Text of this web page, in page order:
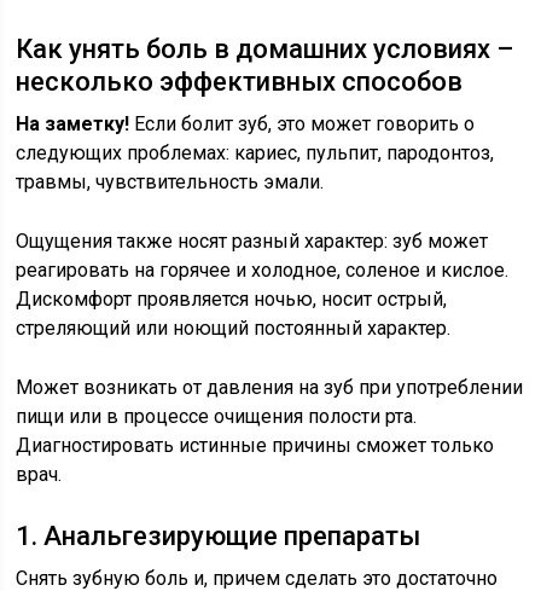
Как унять боль в домашних условиях –
несколько эффективных способов
На заметку! Если болит зуб, это может говорить о
следующих проблемах: кариес, пульпит, пародонтоз,
травмы, чувствительность эмали.
Ощущения также носят разный характер: зуб может
реагировать на горячее и холодное, соленое и кислое.
Дискомфорт проявляется ночью, носит острый,
стреляющий или ноющий постоянный характер.
Может возникать от давления на зуб при употреблении
пищи или в процессе очищения полости рта.
Диагностировать истинные причины сможет только
врач.
1. Анальгезирующие препараты
Снять зубную боль и, причем сделать это достаточно